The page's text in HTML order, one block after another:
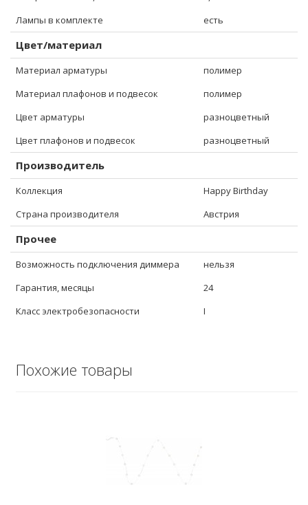
Лампы в комплекте
есть
Цвет/материал
Материал арматуры
полимер
Материал плафонов и подвесок
полимер
Цвет арматуры
разноцветный
Цвет плафонов и подвесок
разноцветный
Производитель
Коллекция
Happy Birthday
Страна производителя
Австрия
Прочее
Возможность подключения диммера
нельзя
Гарантия, месяцы
24
Класс электробезопасности
I
Похожие товары